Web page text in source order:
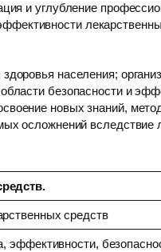
и углубление
населения;
безопасности и
новых знаний,
осложнений вследствие
средств
эффективности,